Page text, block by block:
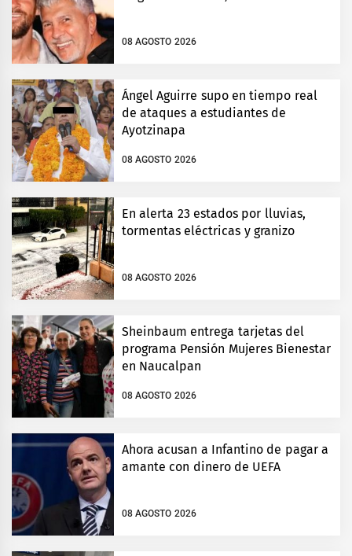
08 AGOSTO 2026
Ángel Aguirre supo en tiempo real
de ataques a estudiantes de
Ayotzinapa
08 AGOSTO 2026
En alerta 23 estados por lluvias,
tormentas eléctricas y granizo
08 AGOSTO 2026
Sheinbaum entrega tarjetas del
programa Pensión Mujeres Bienestar
en Naucalpan
08 AGOSTO 2026
Ahora acusan a Infantino de pagar a
amante con dinero de UEFA
08 AGOSTO 2026